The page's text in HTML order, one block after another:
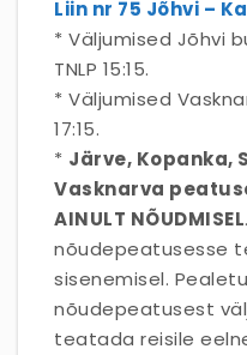
Liin nr 75 Jõhvi –
* Väljumised Jõhvi
TNLP 15:15.
* Väljumised
17:15.
* Järve, Kopanka,
Vasknarva
AINULT NÕUDMISEL
nõudepeatusesse
sisenemisel.
nõudepeatusest
teatada reisile